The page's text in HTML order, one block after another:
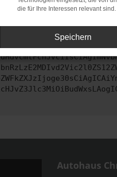
Schritte versucht hast,
Autohaus
die für Ihre Interessen relevant sind.
Speichern